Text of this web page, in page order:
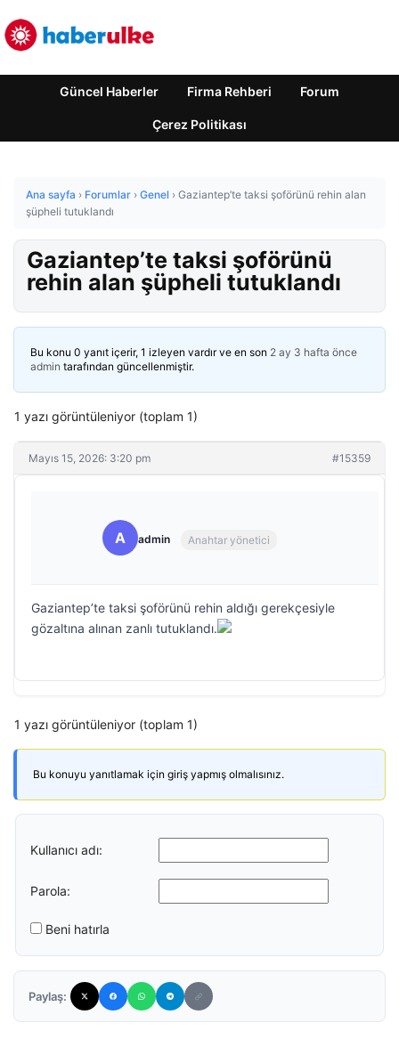
Güncel Haberler Firma Rehberi Forum
Çerez Politikası
Ana sayfa › Forumlar › Genel › Gaziantep’te taksi şoförünü rehin alan
şüpheli tutuklandı
Gaziantep’te taksi şoförünü
rehin alan şüpheli tutuklandı
Bu konu 0 yanıt içerir, 1 izleyen vardır ve en son 2 ay 3 hafta önce
admin tarafından güncellenmiştir.
1 yazı görüntüleniyor (toplam 1)
Mayıs 15, 2026: 3:20 pm #15359
A admin Anahtar yönetici
Gaziantep’te taksi şoförünü rehin aldığı gerekçesiyle
gözaltına alınan zanlı tutuklandı.
1 yazı görüntüleniyor (toplam 1)
Bu konuyu yanıtlamak için giriş yapmış olmalısınız.
Kullanıcı adı:
Parola:
Beni hatırla
Paylaş: